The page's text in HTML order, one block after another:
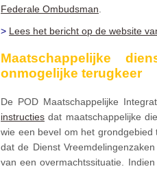
Federale Ombudsman
> Lees het bericht op de website
Maatschappelijke
onmogelijke terugkeer
De POD Maatschappelijke
instructies dat maatschappelijke
wie een bevel om het
dat de Dienst
van een overmachtssituatie.